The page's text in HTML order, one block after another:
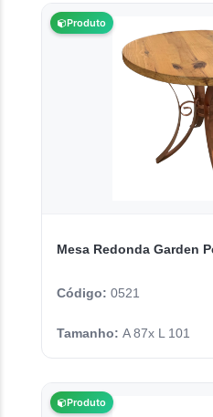
Produto
Mesa Redonda Garden
Código: 0521
Tamanho: A 87x L 101
Produto